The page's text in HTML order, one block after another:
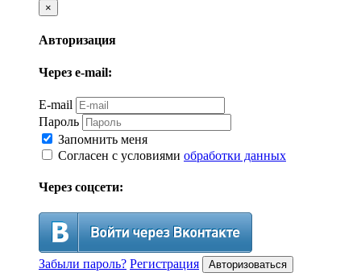
×
Авторизация
Через e-mail:
E-mail
Пароль
Запомнить меня
Согласен с условиями обработки данных
Через соцсети:
Забыли пароль? Регистрация Авторизоваться